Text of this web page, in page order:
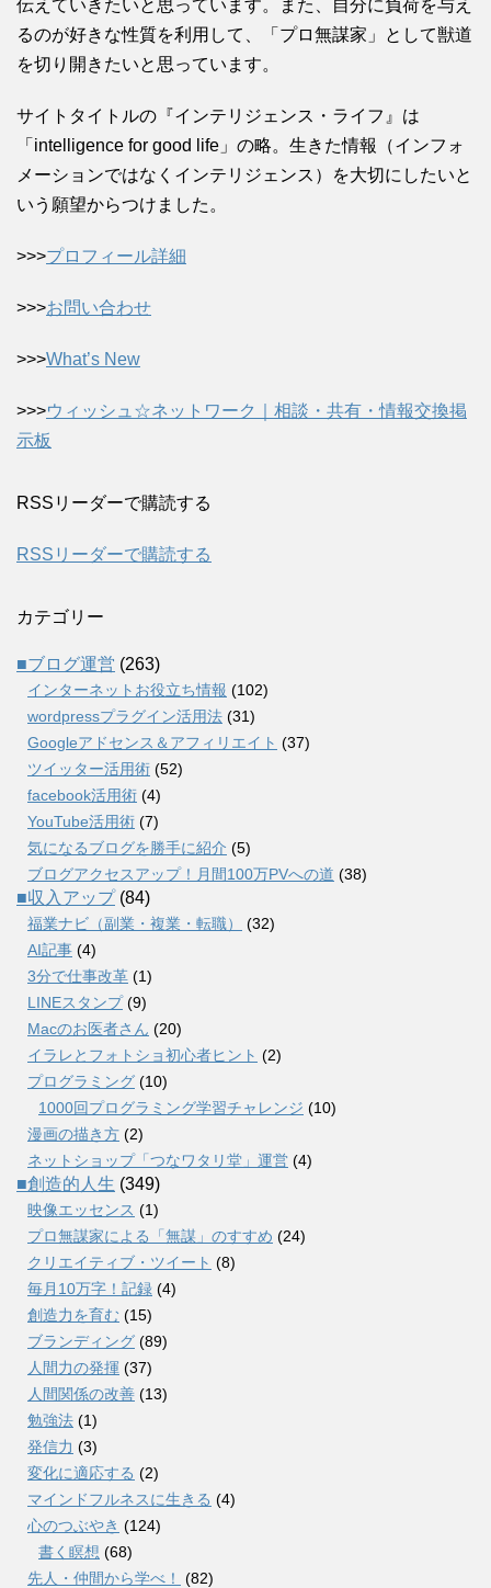
伝えていきたいと思っています。また、自分に負荷を与え
るのが好きな性質を利用して、「プロ無謀家」として獣道
を切り開きたいと思っています。
サイトタイトルの『インテリジェンス・ライフ』は
「intelligence for good life」の略。生きた情報（インフォ
メーションではなくインテリジェンス）を大切にしたいと
いう願望からつけました。
>>>プロフィール詳細
>>>お問い合わせ
>>>What’s New
>>>ウィッシュ☆ネットワーク｜相談・共有・情報交換掲
示板
RSSリーダーで購読する
RSSリーダーで購読する
カテゴリー
■ブログ運営 (263)
インターネットお役立ち情報 (102)
wordpressプラグイン活用法 (31)
Googleアドセンス＆アフィリエイト (37)
ツイッター活用術 (52)
facebook活用術 (4)
YouTube活用術 (7)
気になるブログを勝手に紹介 (5)
ブログアクセスアップ！月間100万PVへの道 (38)
■収入アップ(84)
福業ナビ（副業・複業・転職）
(32)
AI記事 (4)
3分で仕事改革 (1)
LINEスタンプ(9)
Macのお医者さん (20)
イラレとフォトショ初心者ヒント (2)
プログラミング (10)
1000回プログラミング学習チャレンジ (10)
漫画の描き方 (2)
ネットショップ「つなワタリ堂」運営 (4)
■創造的人生 (349)
映像エッセンス (1)
プロ無謀家による「無謀」のすすめ (24)
クリエイティブ・ツイート (8)
毎月10万字！記録 (4)
創造力を育む (15)
ブランディング (89)
人間力の発揮 (37)
人間関係の改善 (13)
勉強法 (1)
発信力 (3)
変化に適応する (2)
マインドフルネスに生きる (4)
心のつぶやき (124)
書く瞑想 (68)
先人・仲間から学べ！
(82)